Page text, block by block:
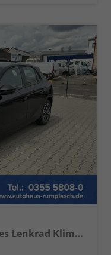
GS Sitzheizung v. beheizbares Lenkrad Klimaanlage Kamera PDC v+h